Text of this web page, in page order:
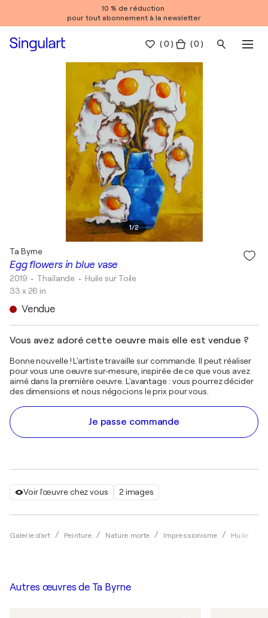
10 % de réduction
pour tout abonnement à la newsletter
(0 ) ( 0 )
1/2
Voir l'œuvre chez vous 2 images
Galerie d'art Peinture Nature morte Impressionisme Huile
Egg flowers in blue vase
Ta Byrne
2019 • Thaïlande • Huile sur Toile
33 x 26 in
Vendue
Vous avez adoré cette oeuvre mais elle est vendue ?
Bonne nouvelle ! L'artiste travaille sur commande. Il peut réaliser
pour vous une oeuvre sur-mesure, inspirée de ce que vous avez
aimé dans la première oeuvre. L'avantage : vous pourrez décider
des dimensions et nous négocions le prix pour vous.
Je passe commande
Autres œuvres de Ta Byrne